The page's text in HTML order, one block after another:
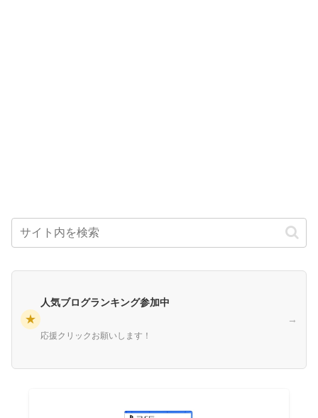
★
人気ブログランキング参加中
応援クリックお願いします！
→